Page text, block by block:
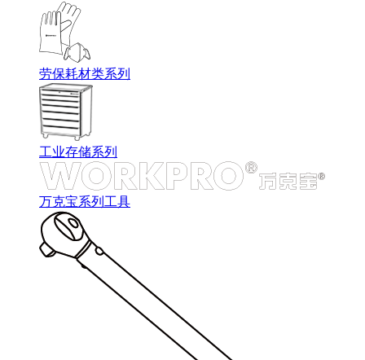
劳保耗材类系列
工业存储系列
万克宝系列工具